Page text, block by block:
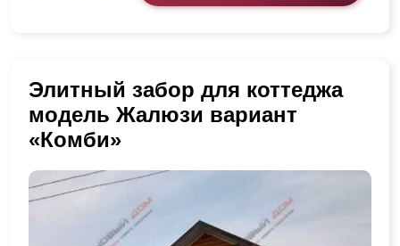
Элитный забор для коттеджа
модель Жалюзи вариант
«Комби»